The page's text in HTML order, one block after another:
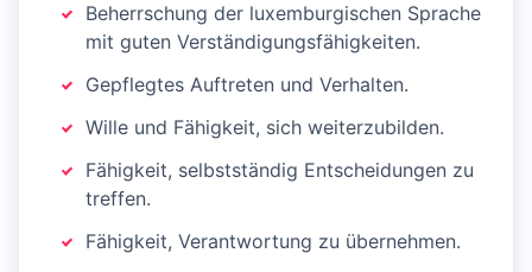
Beherrschung der luxemburgischen Sprache
mit guten Verständigungsfähigkeiten.
Gepflegtes Auftreten und Verhalten.
Wille und Fähigkeit, sich weiterzubilden.
Fähigkeit, selbstständig Entscheidungen zu
treffen.
Fähigkeit, Verantwortung zu übernehmen.